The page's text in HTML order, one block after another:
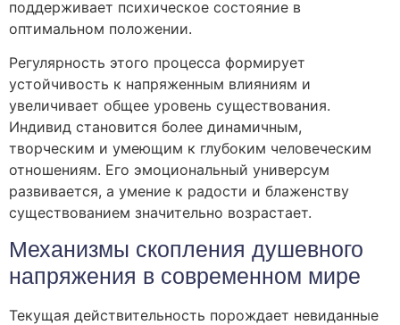
поддерживает психическое состояние в
оптимальном положении.
Регулярность этого процесса формирует
устойчивость к напряженным влияниям и
увеличивает общее уровень существования.
Индивид становится более динамичным,
творческим и умеющим к глубоким человеческим
отношениям. Его эмоциональный универсум
развивается, а умение к радости и блаженству
существованием значительно возрастает.
Механизмы скопления душевного
напряжения в современном мире
Текущая действительность порождает невиданные